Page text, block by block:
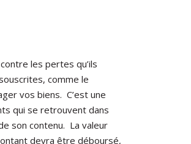
les pertes qu’ils
comme le
vos biens. C’est une
qui se retrouvent dans
son contenu. La valeur
devra être déboursé,